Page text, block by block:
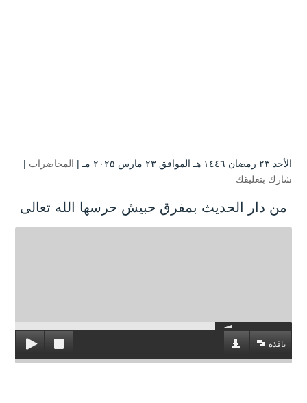
الأحد ۲۳ رمضان ۱٤٤٦ هـ الموافق ۲۳ مارس ۲۰۲۵ مـ | المحاضرات |
شارك بتعليقك
من دار الحديث بمفرق حبيش حرسها الله تعالى
نافذة